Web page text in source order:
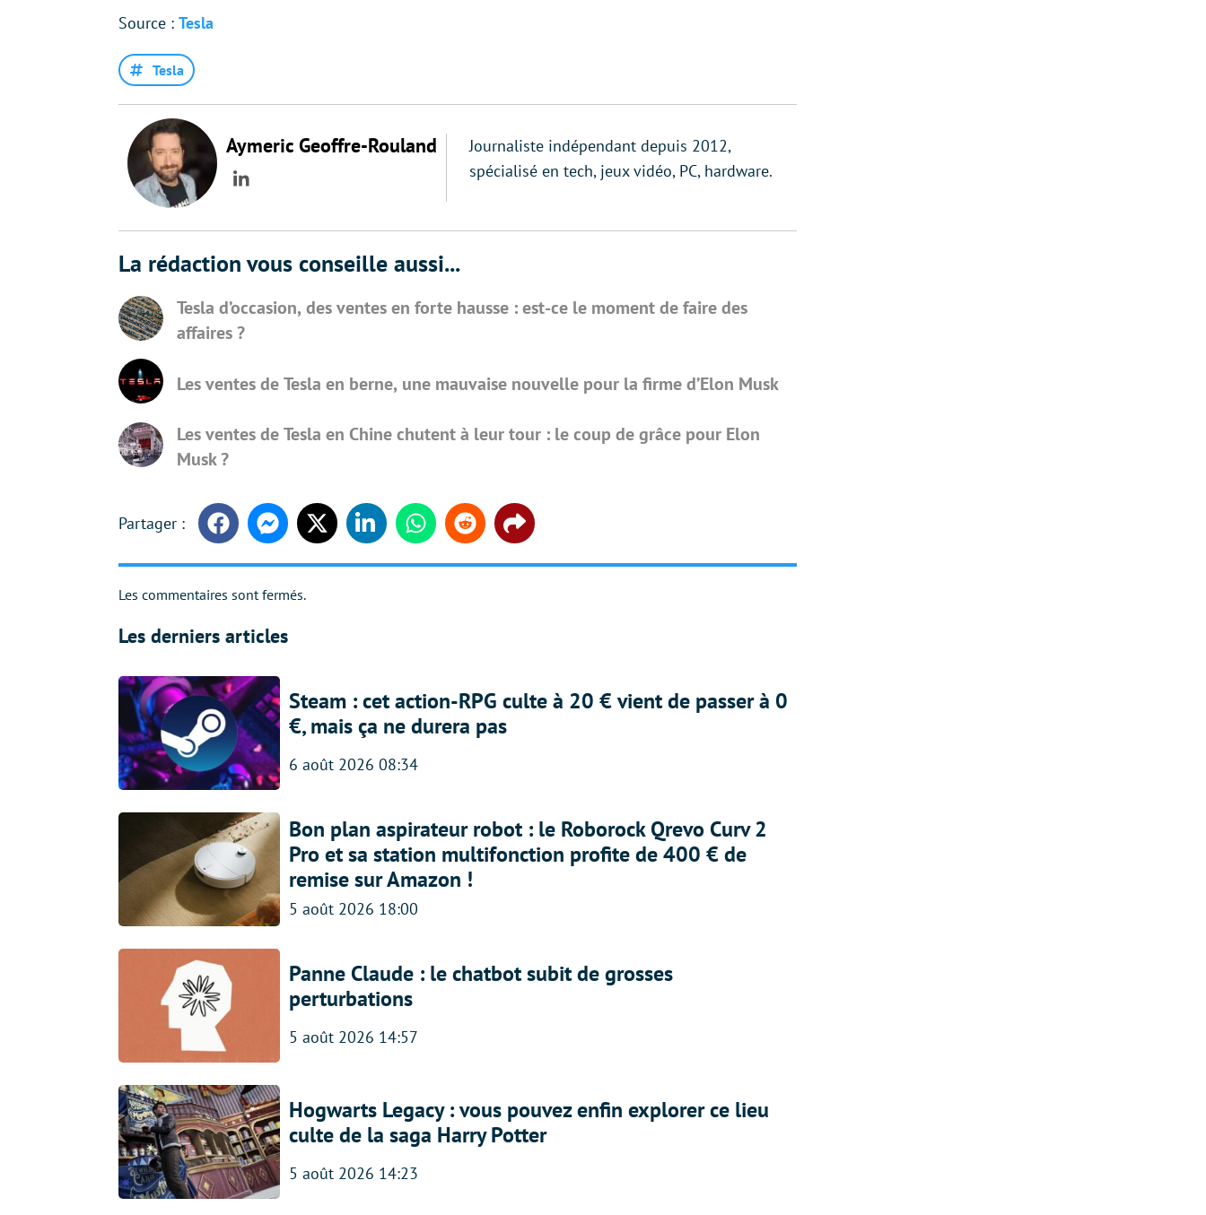
Source : Tesla
Tesla
Aymeric Geoffre-Rouland
LinkedIn
Journaliste indépendant depuis 2012,
spécialisé en tech, jeux vidéo, PC, hardware.
La rédaction vous conseille aussi...
Tesla d’occasion, des ventes en forte hausse : est-ce le moment de faire des
affaires ?
Les ventes de Tesla en berne, une mauvaise nouvelle pour la firme d’Elon Musk
Les ventes de Tesla en Chine chutent à leur tour : le coup de grâce pour Elon
Musk ?
FacebookMessengerTwitter LinkedinWhatsappReddit Share
Les commentaires sont fermés.
Les derniers articles
Steam : cet action-RPG culte à 20 € vient de passer à 0
€, mais ça ne durera pas
6 août 2026 08:34
Bon plan aspirateur robot : le Roborock Qrevo Curv 2
Pro et sa station multifonction profite de 400 € de
remise sur Amazon !
5 août 2026 18:00
Panne Claude : le chatbot subit de grosses
perturbations
5 août 2026 14:57
Hogwarts Legacy : vous pouvez enfin explorer ce lieu
culte de la saga Harry Potter
5 août 2026 14:23